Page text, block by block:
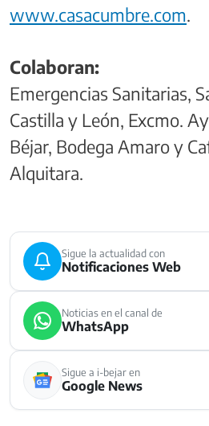
www.casacumbre.com.
Colaboran:
Emergencias Sanitarias,
Castilla y León, Excmo.
Béjar, Bodega Amaro y
Alquitara.
Sigue la actualidad con
Notificaciones Web
Noticias en el canal de
WhatsApp
Sigue a i-bejar en
Google News